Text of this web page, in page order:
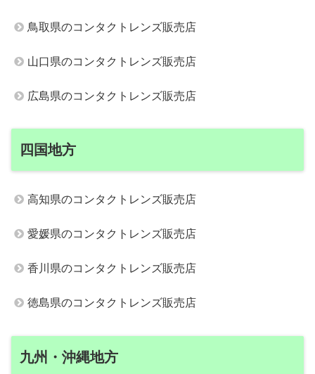
鳥取県のコンタクトレンズ販売店
山口県のコンタクトレンズ販売店
広島県のコンタクトレンズ販売店
四国地方
高知県のコンタクトレンズ販売店
愛媛県のコンタクトレンズ販売店
香川県のコンタクトレンズ販売店
徳島県のコンタクトレンズ販売店
九州・沖縄地方